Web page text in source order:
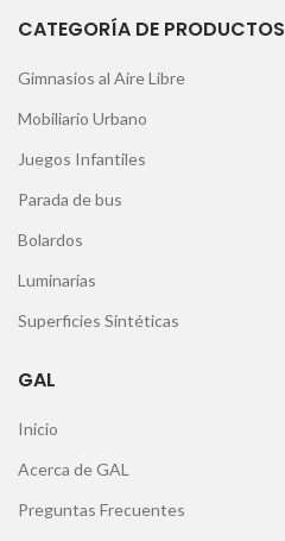
CATEGORÍA DE PRODUCTOS
Gimnasios al Aire Libre
Mobiliario Urbano
Juegos Infantiles
Parada de bus
Bolardos
Luminarias
Superficies Sintéticas
GAL
Inicio
Acerca de GAL
Preguntas Frecuentes